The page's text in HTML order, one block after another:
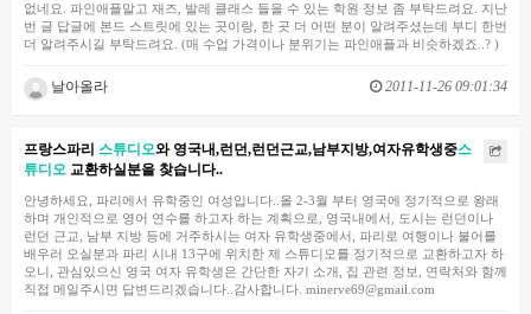
없네요. 파인애플말고 재즈, 발레 클래스 들을 수 있는 학원 정보 좀 부탁드려요. 지난
번 글 답글에 본드 스트릿에 있는 곳이랑, 한 곳 더 어떤 분이 알려주셨는데 부디 한번
더 알려주시길 부탁드려요. (매 수업 가격이나 분위기는 파인애플과 비슷하겠죠..? )
날아올라 2011-11-26 09:01:34
프랑스파리 스튜디오와 영국내,런던,런던근교,남부지방,여자유학생중스
튜디오 교환하실분을 찾습니다..
안녕하세요, 파리에서 유학중인 여성입니다..올 2-3월 부터 영국에 정기적으로 왕래
하며 개인적으로 영어 연수를 하고자 하는 계획으로, 영국내에서, 도시는 런던이나
런던 근교, 남부 지방 등에 거주하시는 여자 유학생중에서, 파리로 여행이나 불어를
배우러 오실분과 파리 시내 13구에 위치한 제 스튜디오를 정기적으로 교환하고자 하
오니, 관심있으신 영국 여자 유학생은 간단한 자기 소개, 집 관련 정보, 연락처와 함께
직접 메일주시면 답변드리겠습니다..감사합니다. minerve69@gmail.com